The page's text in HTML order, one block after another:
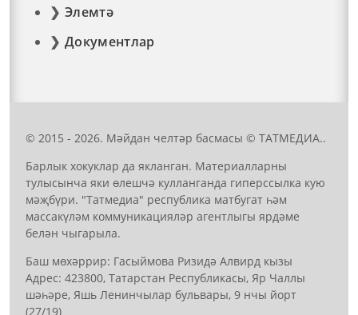
Элемтә
Документлар
© 2015 - 2026. Мәйдан челтәр басмасы © ТАТМЕДИА..
Барлык хокуклар да якланган. Материалларны
тулысынча яки өлешчә кулланганда гиперссылка кую
мәҗбүри. "Татмедиа" республика матбугат һәм
массакүләм коммуникацияләр агентлыгы ярдәме
белән чыгарыла.
Баш мөхәррир: Гасыймова Ризидә Алвирд кызы
Адрес: 423800, Татарстан Республикасы, Яр Чаллы
шәһәре, Яшь Ленинчылар бульвары, 9 нчы йорт
(27/19)